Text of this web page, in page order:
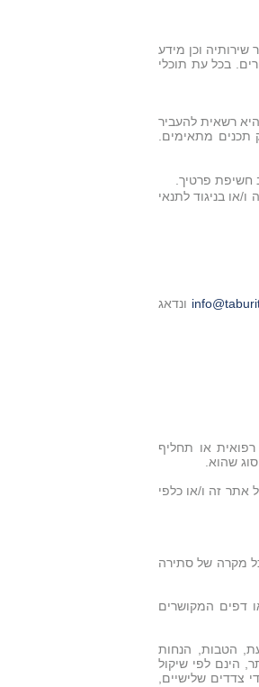
וכן מידע
בכל עת תוכלי
רשאית להעביר
מתאימים.
חשיפת פרטיך.
או בניגוד לתנאי
ונדאג
או תחליף
זה ו/או כלפי
מקרה של סתירה
דפים המקושרים
הטבות, הנחות
הינם לפי שיקול
צדדים שלישיים,